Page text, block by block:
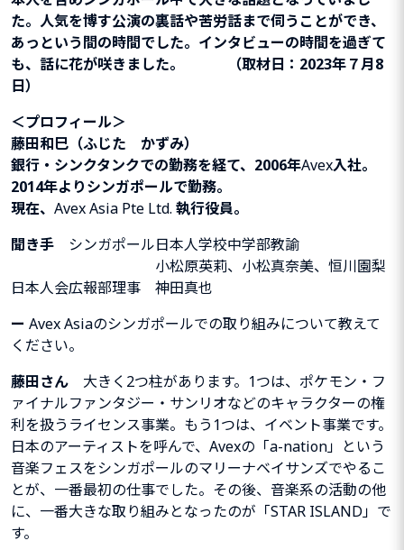
た。人気を博す公演の裏話や苦労話まで伺うことができ、
あっという間の時間でした。インタビューの時間を過ぎて
も、話に花が咲きました。
（取材日：2023年７月8
日）
＜プロフィール＞
藤田和巳（ふじた かずみ）
銀行・シンクタンクでの勤務を経て、2006年Avex入社。
2014年よりシンガポールで勤務。
現在、 Avex Asia Pte Ltd. 執行役員。
聞き手 シンガポール日本人学校中学部教諭
小松原英莉、小松真奈美、恒川園梨
日本人会広報部理事 神田真也
ー Avex Asiaのシンガポールでの取り組みについて教えて
ください。
藤田さん 大きく2つ柱があります。1つは、ポケモン・フ
ァイナルファンタジー・サンリオなどのキャラクターの権
利を扱うライセンス事業。もう1つは、イベント事業です。
日本のアーティストを呼んで、 Avexの「a-nation」という
音楽フェスをシンガポールのマリーナベイサンズでやるこ
とが、一番最初の仕事でした。その後、音楽系の活動の他
に、一番大きな取り組みとなったのが「STAR ISLAND」で
す。